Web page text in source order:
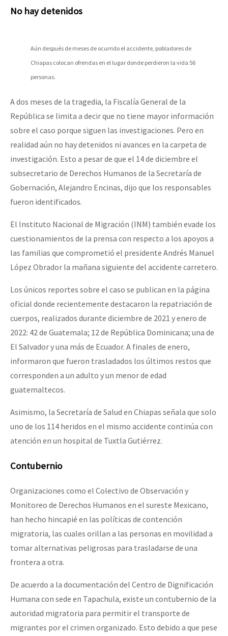
No hay detenidos
Aún después de meses de ocurrido el accidente, pobladores de
Chiapas colocan ofrendas en el lugar donde perdieron la vida 56
personas.
A dos meses de la tragedia, la Fiscalía General de la
República se limita a decir que no tiene mayor información
sobre el caso porque siguen las investigaciones. Pero en
realidad aún no hay detenidos ni avances en la carpeta de
investigación. Esto a pesar de que el 14 de diciembre el
subsecretario de Derechos Humanos de la Secretaría de
Gobernación, Alejandro Encinas, dijo que los responsables
fueron identificados.
El Instituto Nacional de Migración (INM) también evade los
cuestionamientos de la prensa con respecto a los apoyos a
las familias que comprometió el presidente Andrés Manuel
López Obrador la mañana siguiente del accidente carretero.
Los únicos reportes sobre el caso se publican en la página
oficial donde recientemente destacaron la repatriación de
cuerpos, realizados durante diciembre de 2021 y enero de
2022: 42 de Guatemala; 12 de República Dominicana; una de
El Salvador y una más de Ecuador. A finales de enero,
informaron que fueron trasladados los últimos restos que
corresponden a un adulto y un menor de edad
guatemaltecos.
Asimismo, la Secretaría de Salud en Chiapas señala que solo
uno de los 114 heridos en el mismo accidente continúa con
atención en un hospital de Tuxtla Gutiérrez.
Contubernio
Organizaciones como el Colectivo de Observación y
Monitoreo de Derechos Humanos en el sureste Mexicano,
han hecho hincapié en las políticas de contención
migratoria, las cuales orillan a las personas en movilidad a
tomar alternativas peligrosas para trasladarse de una
frontera a otra.
De acuerdo a la documentación del Centro de Dignificación
Humana con sede en Tapachula, existe un contubernio de la
autoridad migratoria para permitir el transporte de
migrantes por el crimen organizado. Esto debido a que pese